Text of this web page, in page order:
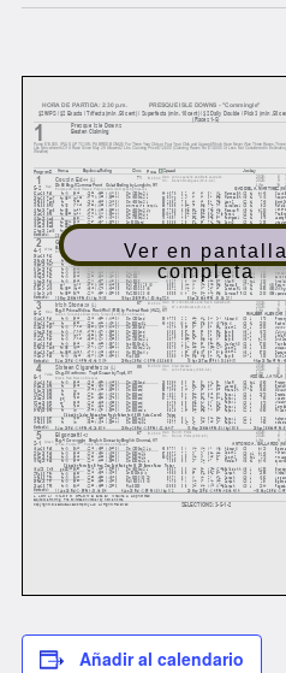
Ver en pantalla
completa
Añadir al calendario